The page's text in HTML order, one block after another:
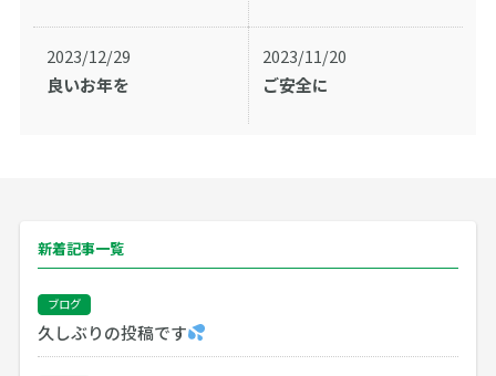
2023/12/29
良いお年を
2023/11/20
ご安全に
新着記事一覧
ブログ
久しぶりの投稿です